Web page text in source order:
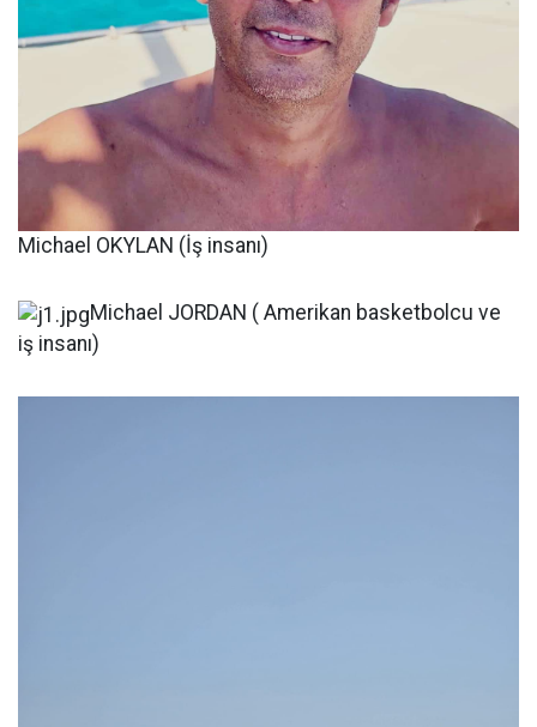
Michael OKYLAN (İş insanı)
Michael JORDAN ( Amerikan basketbolcu ve
iş insanı)